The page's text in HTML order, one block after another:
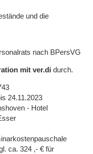
und die
nach BPersVG
mit ver.di durch.
24.11.2023
- Hotel
ca. 324 ,- € für